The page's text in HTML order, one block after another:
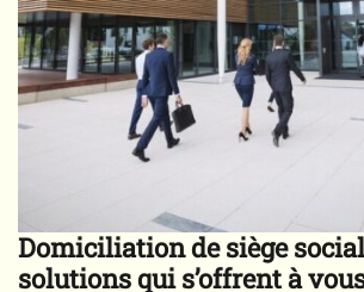
Domiciliation de siège
solutions qui s’offrent à